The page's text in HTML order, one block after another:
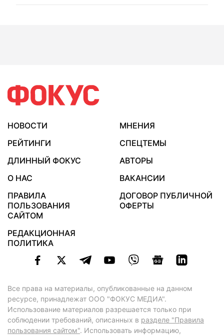
НОВОСТИ
МНЕНИЯ
РЕЙТИНГИ
СПЕЦТЕМЫ
ДЛИННЫЙ ФОКУС
АВТОРЫ
О НАС
ВАКАНСИИ
ПРАВИЛА
ПОЛЬЗОВАНИЯ
САЙТОМ
ДОГОВОР ПУБЛИЧНОЙ
ОФЕРТЫ
РЕДАКЦИОННАЯ
ПОЛИТИКА
Все права на материалы, опубликованные на данном
ресурсе, принадлежат ООО "ФОКУС МЕДИА".
Использование материалов разрешается только при
соблюдении требований, описанных в разделе "Правила
пользования сайтом". Использовать информацию,